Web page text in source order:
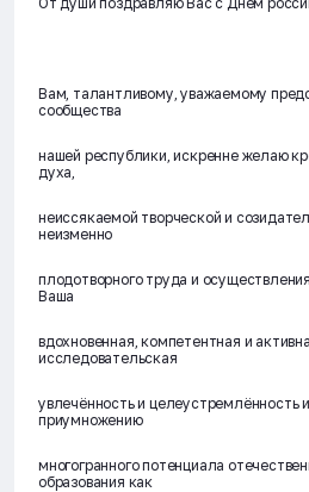
Вам, талантливому, уважаемому
сообщества
нашей республики, искренне желаю
духа,
неиссякаемой творческой и
неизменно
плодотворного труда и
Ваша
вдохновенная, компетентная и
исследовательская
увлечённость и целеустремлённость
приумножению
многогранного потенциала
образования как